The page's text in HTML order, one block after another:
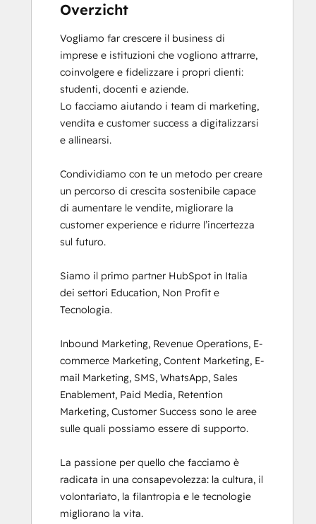
Overzicht
Vogliamo far crescere il business di
imprese e istituzioni che vogliono attrarre,
coinvolgere e fidelizzare i propri clienti:
studenti, docenti e aziende.
Lo facciamo aiutando i team di marketing,
vendita e customer success a digitalizzarsi
e allinearsi.
Condividiamo con te un metodo per creare
un percorso di crescita sostenibile capace
di aumentare le vendite, migliorare la
customer experience e ridurre l’incertezza
sul futuro.
Siamo il primo partner HubSpot in Italia
dei settori Education, Non Profit e
Tecnologia.
Inbound Marketing, Revenue Operations, E-
commerce Marketing, Content Marketing, E-
mail Marketing, SMS, WhatsApp, Sales
Enablement, Paid Media, Retention
Marketing, Customer Success sono le aree
sulle quali possiamo essere di supporto.
La passione per quello che facciamo è
radicata in una consapevolezza: la cultura, il
volontariato, la filantropia e le tecnologie
migliorano la vita.